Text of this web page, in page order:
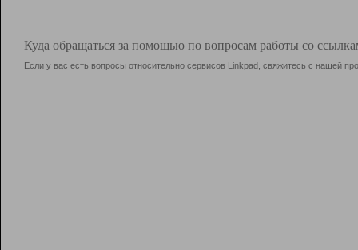
Куда обращаться за помощью по вопросам работы со
Если у вас есть вопросы относительно сервисов Linkpad, свяжитесь с нашей